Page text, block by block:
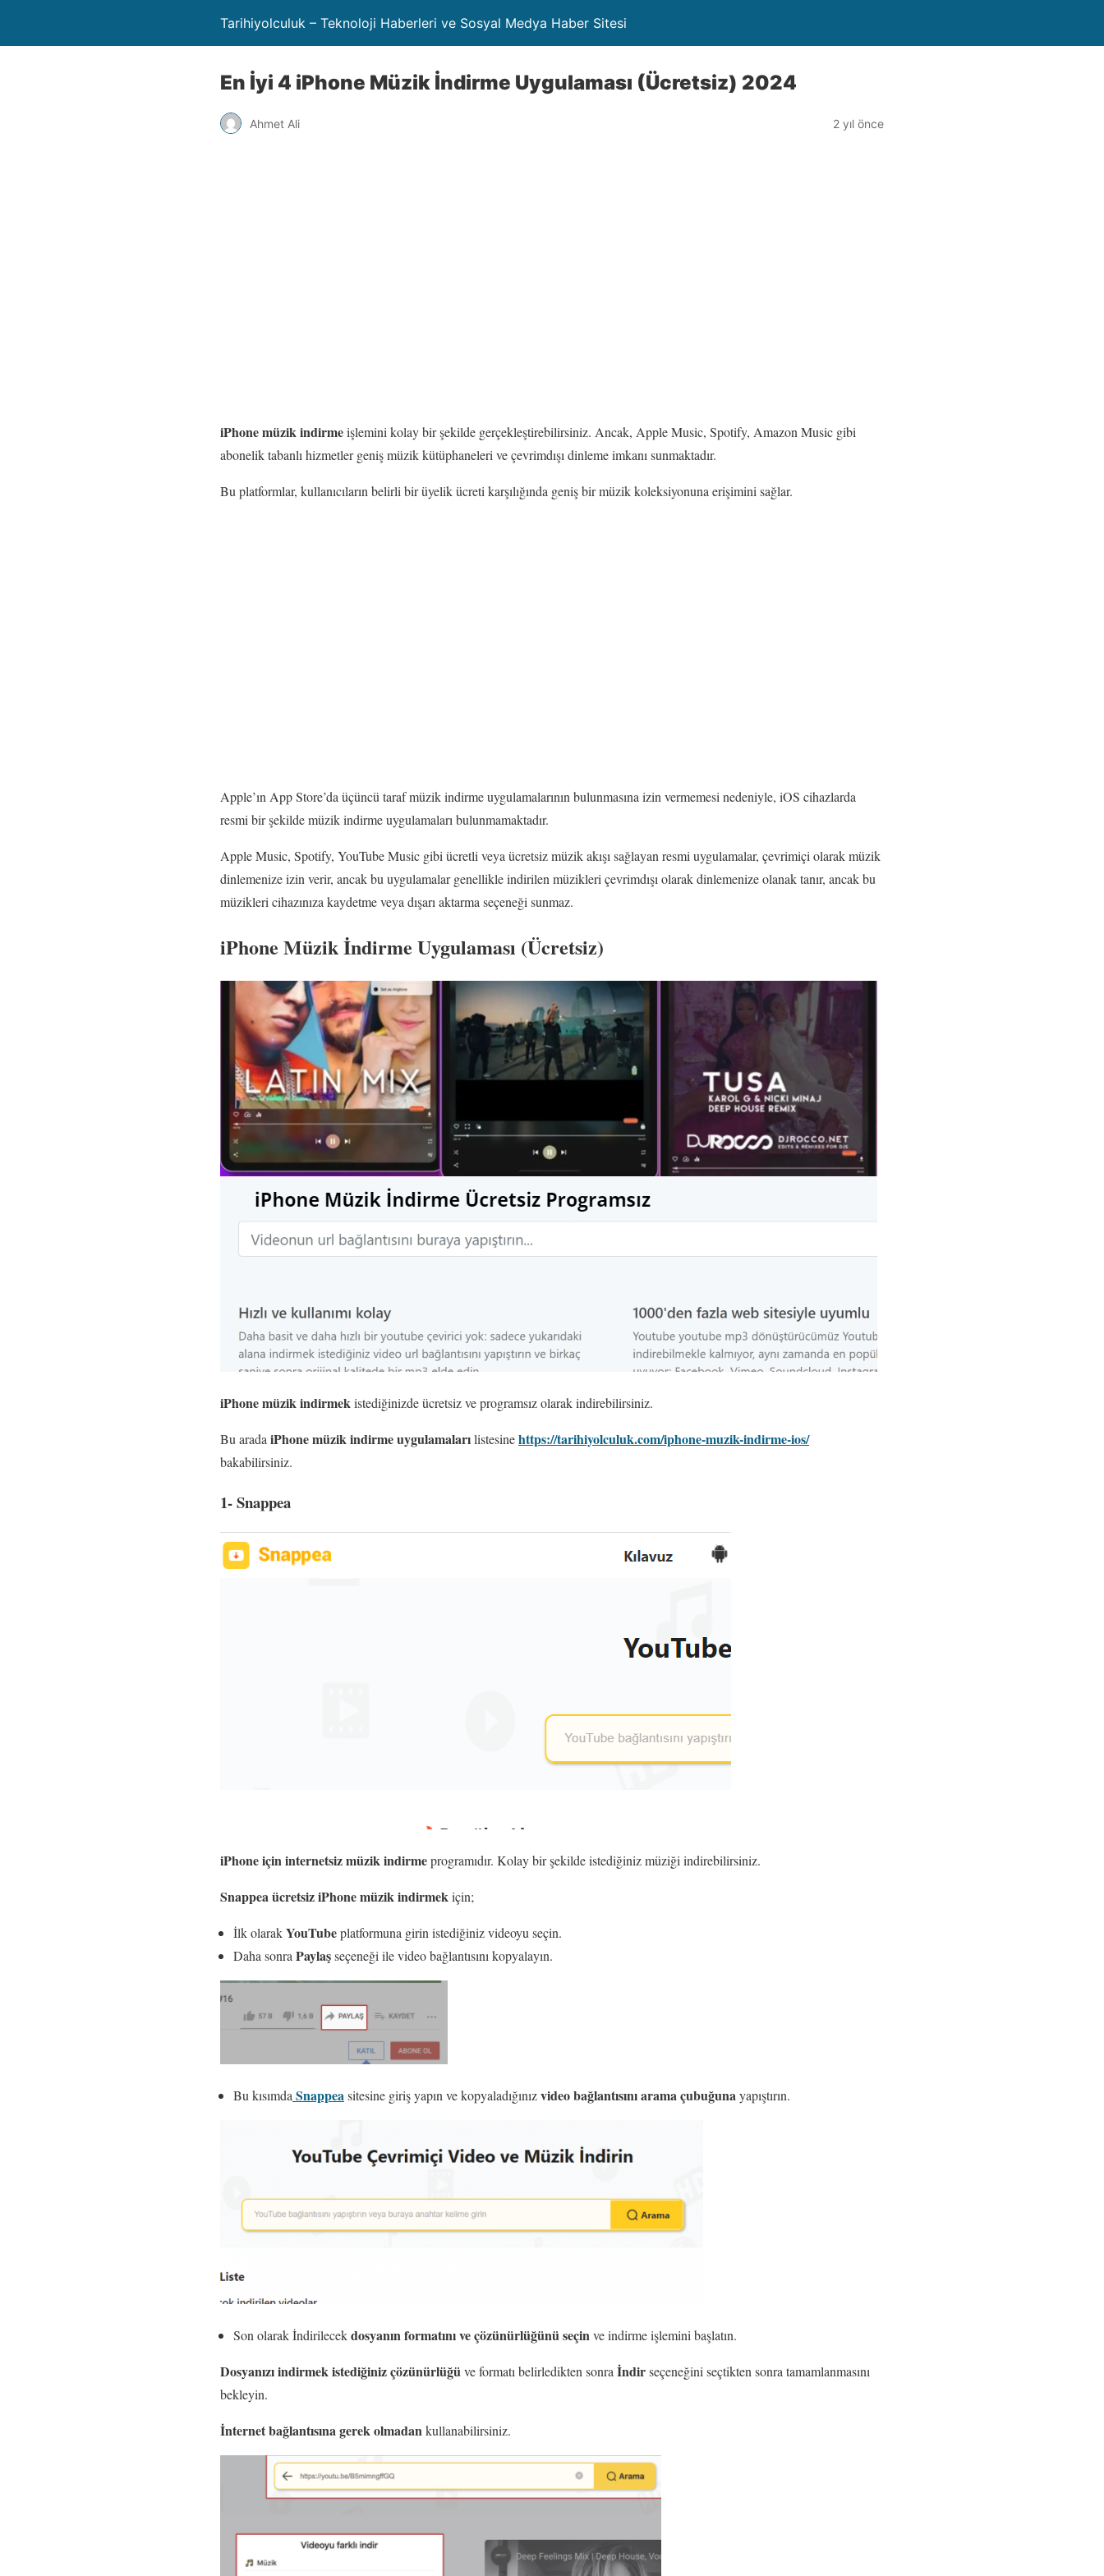
Tarihiyolculuk – Teknoloji Haberleri ve Sosyal Medya Haber Sitesi
En İyi 4 iPhone Müzik İndirme Uygulaması (Ücretsiz) 2024
Ahmet Ali 2 yıl önce
iPhone müzik indirmeişlemini kolay bir şekilde gerçekleştirebilirsiniz. Ancak, Apple Music, Spotify, Amazon Music gibi
abonelik tabanlı hizmetler geniş müzik kütüphaneleri ve çevrimdışı dinleme imkanı sunmaktadır.
Bu platformlar, kullanıcıların belirli bir üyelik ücreti karşılığında geniş bir müzik koleksiyonuna erişimini sağlar.
Apple’ın App Store’da üçüncü taraf müzik indirme uygulamalarının bulunmasına izin vermemesi nedeniyle, iOS cihazlarda
resmi bir şekilde müzik indirme uygulamaları bulunmamaktadır.
Apple Music, Spotify, YouTube Music gibi ücretli veya ücretsiz müzik akışı sağlayan resmi uygulamalar, çevrimiçi olarak müzik
dinlemenize izin verir, ancak bu uygulamalar genellikle indirilen müzikleri çevrimdışı olarak dinlemenize olanak tanır, ancak bu
müzikleri cihazınıza kaydetme veya dışarı aktarma seçeneği sunmaz.
iPhone Müzik İndirme Uygulaması (Ücretsiz)
iPhone müzik indirmekistediğinizde ücretsiz ve programsız olarak indirebilirsiniz.
Bu arada iPhone müzik indirme uygulamalarılistesinehttps://tarihiyolculuk.com/iphone-muzik-indirme-ios/
bakabilirsiniz.
1- Snappea
iPhone için internetsiz müzik indirmeprogramıdır. Kolay bir şekilde istediğiniz müziği indirebilirsiniz.
Snappea ücretsiz iPhone müzik indirmekiçin;
İlk olarakYouTubeplatformuna girin istediğiniz videoyu seçin.
Daha sonraPaylaşseçeneği ile video bağlantısını kopyalayın.
Bu kısımdaSnappeasitesine giriş yapın ve kopyaladığınızvideo bağlantısını arama çubuğunayapıştırın.
Son olarak İndirilecekdosyanın formatını ve çözünürlüğünü seçinve indirme işlemini başlatın.
Dosyanızı indirmek istediğiniz çözünürlüğüve formatı belirledikten sonraİndirseçeneğini seçtikten sonra tamamlanmasını
bekleyin.
İnternet bağlantısına gerek olmadankullanabilirsiniz.